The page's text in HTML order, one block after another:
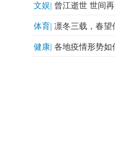
文娱| 曾江逝世 世间
体育| 凛冬三载，春望
身”，金靴之争多变数
健康| 各地疫情形势如